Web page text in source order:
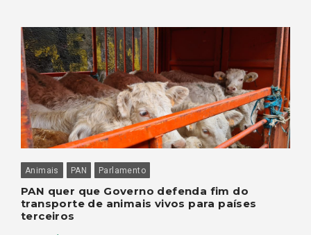
Animais PAN Parlamento
PAN quer que Governo defenda fim do
transporte de animais vivos para países
terceiros